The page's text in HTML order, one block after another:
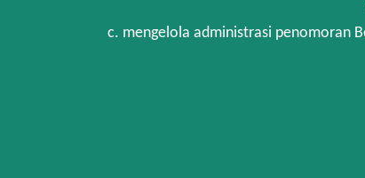
c. mengelola administrasi penomoran